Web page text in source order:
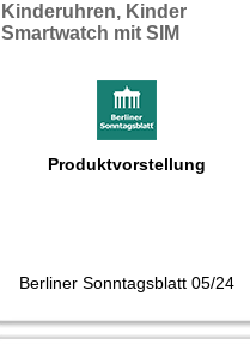
Kinderuhren, Kinder
Smartwatch mit SIM
Produktvorstellung
Berliner Sonntagsblatt 05/24